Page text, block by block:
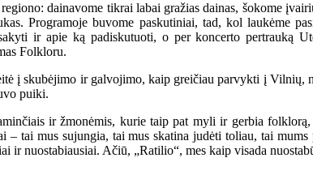
dainavome tikrai labai gražias dainas, šokome
Programoje buvome paskutiniai, tad, kol laukėme
ir apie ką padiskutuoti, o per koncerto pertrauką
Folkloru.
į skubėjimo ir galvojimo, kaip greičiau parvykti į
puiki.
ir žmonėmis, kurie taip pat myli ir gerbia
– tai mus sujungia, tai mus skatina judėti toliau, tai
ir nuostabiausiai. Ačiū, „Ratilio“, mes kaip visada